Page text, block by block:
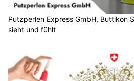
Putzperlen Express GmbH, Buttikon
sieht und fühlt